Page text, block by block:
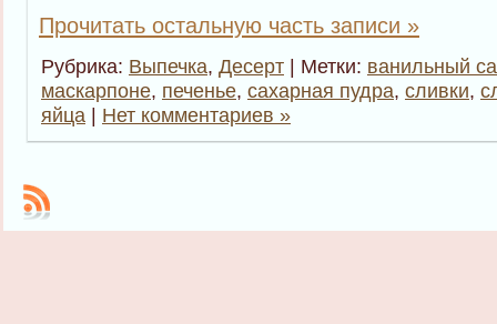
Прочитать остальную часть записи »
Рубрика: Выпечка, Десерт | Метки: ванильный
маскарпоне, печенье, сахарная пудра, сливки,
яйца | Нет комментариев »